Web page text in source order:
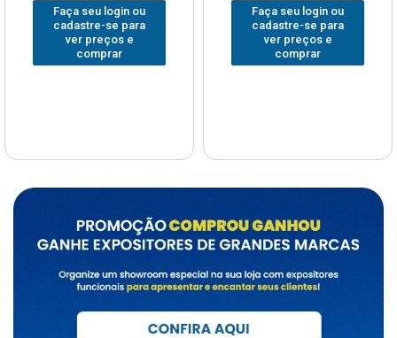
Faça seu login ou
cadastre-se para
ver preços e
comprar
Faça seu login ou
cadastre-se para
ver preços e
comprar